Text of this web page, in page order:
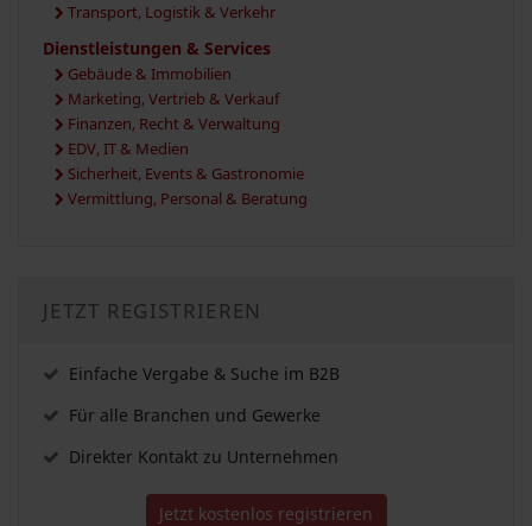
Transport, Logistik & Verkehr
Dienstleistungen & Services
Gebäude & Immobilien
Marketing, Vertrieb & Verkauf
Finanzen, Recht & Verwaltung
EDV, IT & Medien
Sicherheit, Events & Gastronomie
Vermittlung, Personal & Beratung
JETZT REGISTRIEREN
Einfache Vergabe & Suche im B2B
Für alle Branchen und Gewerke
Direkter Kontakt zu Unternehmen
Jetzt kostenlos registrieren